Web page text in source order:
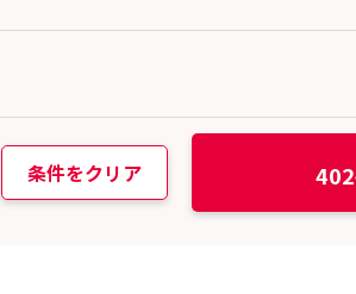
条件をクリア 402